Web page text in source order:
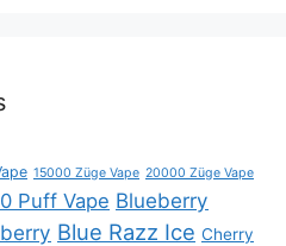
15000 Züge Vape 20000 Züge Vape
Puff Vape Blueberry
Blue Razz Ice Cherry